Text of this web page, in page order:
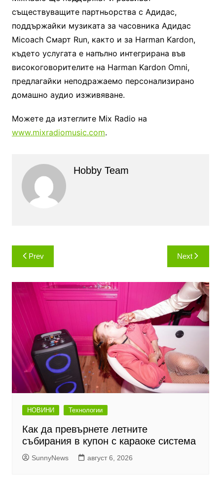
съществуващите партньорства с Адидас,
поддържайки музиката за часовника Адидас
Micoach Смарт Run, както и за Harman Kardon,
където услугата е напълно интегрирана във
високоговорителите на Harman Kardon Omni,
предлагайки неподражаемо персонализирано
домашно аудио изживяване.
Можете да изтеглите Mix Radio на
www.mixradiomusic.com.
Hobby Team
Навигация
Prev Next
НОВИНИ Технологии
Как да превърнете летните
събирания в купон с караоке система
SunnyNews август 6, 2026